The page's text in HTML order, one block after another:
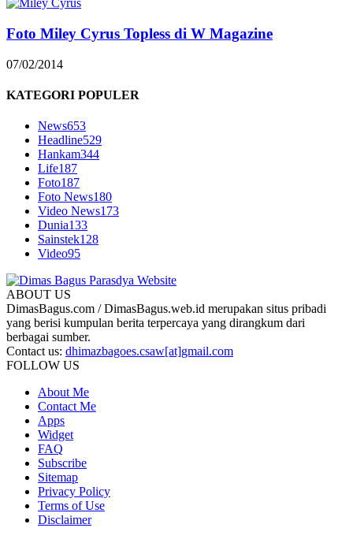
Foto Miley Cyrus Topless di W Magazine
07/02/2014
KATEGORI POPULER
News653
Headline529
Hankam344
Life187
Foto187
Foto News180
Video News173
Dunia133
Sainstek128
Video95
ABOUT US
DimasBagus.com / DimasBagus.web.id merupakan situs pribadi
yang berisi kumpulan berita terpercaya yang dirangkum dari
berbagai sumber.
Contact us: dhimazbagoes.csaw[at]gmail.com
FOLLOW US
About Me
Contact Me
Apps
Widget
FAQ
Subscribe
Sitemap
Privacy Policy
Terms of Use
Disclaimer